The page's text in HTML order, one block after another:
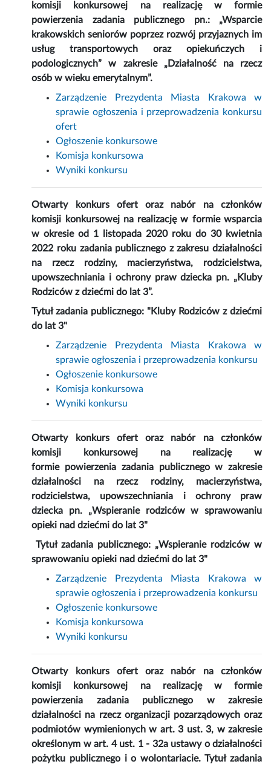
komisji konkursowej na realizację w formie
powierzenia zadania publicznego pn.: „Wsparcie
krakowskich seniorów poprzez rozwój przyjaznych im
usług transportowych oraz opiekuńczych i
podologicznych” w zakresie „Działalność na rzecz
osób w wieku emerytalnym”.
Zarządzenie Prezydenta Miasta Krakowa w
sprawie ogłoszenia i przeprowadzenia konkursu
ofert
Ogłoszenie konkursowe
Komisja konkursowa
Wyniki konkursu
Otwarty konkurs ofert oraz nabór na członków
komisji konkursowej na realizację w formie wsparcia
w okresie od 1 listopada 2020 roku do 30 kwietnia
2022 roku zadania publicznego z zakresu działalności
na rzecz rodziny, macierzyństwa, rodzicielstwa,
upowszechniania i ochrony praw dziecka pn. „Kluby
Rodziców z dziećmi do lat 3”.
Tytuł zadania publicznego: "Kluby Rodziców z dziećmi
do lat 3"
Zarządzenie Prezydenta Miasta Krakowa w
sprawie ogłoszenia i przeprowadzenia konkursu
Ogłoszenie konkursowe
Komisja konkursowa
Wyniki konkursu
Otwarty konkurs ofert oraz nabór na członków
komisji konkursowej na realizację w
formie powierzenia zadania publicznego w zakresie
działalności na rzecz rodziny, macierzyństwa,
rodzicielstwa, upowszechniania i ochrony praw
dziecka pn. „Wspieranie rodziców w sprawowaniu
opieki nad dziećmi do lat 3"
Tytuł zadania publicznego: „Wspieranie rodziców w
sprawowaniu opieki nad dziećmi do lat 3"
Zarządzenie Prezydenta Miasta Krakowa w
sprawie ogłoszenia i przeprowadzenia konkursu
Ogłoszenie konkursowe
Komisja konkursowa
Wyniki konkursu
Otwarty konkurs ofert oraz nabór na członków
komisji konkursowej na realizację w formie
powierzenia zadania publicznego w zakresie
działalności na rzecz organizacji pozarządowych oraz
podmiotów wymienionych w art. 3 ust. 3, w zakresie
określonym w art. 4 ust. 1 - 32a ustawy o działalności
pożytku publicznego i o wolontariacie. Tytuł zadania